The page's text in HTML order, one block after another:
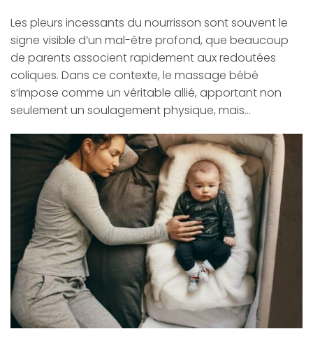
Les pleurs incessants du nourrisson sont souvent le
signe visible d’un mal-être profond, que beaucoup
de parents associent rapidement aux redoutées
coliques. Dans ce contexte, le massage bébé
s’impose comme un véritable allié, apportant non
seulement un soulagement physique, mais…